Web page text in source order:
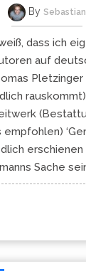
By Sebastian
dass ich
auf
Sache